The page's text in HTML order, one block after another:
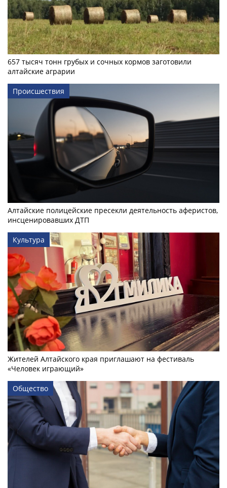
657 тысяч тонн грубых и сочных кормов заготовили
алтайские аграрии
Происшествия
Алтайские полицейские пресекли деятельность аферистов,
инсценировавших ДТП
Культура
Жителей Алтайского края приглашают на фестиваль
«Человек играющий»
Общество